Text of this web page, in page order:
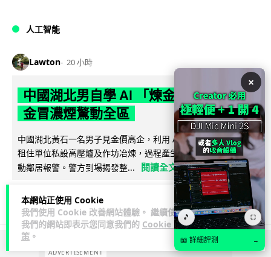
本網站正使用 Cookie
我們使用 Cookie 改善網站體驗。 繼續使用
我們的網站即表示您同意我們的 Cookie 政
策 。
人工智能
Lawton 20 小時
中國湖北男自學 AI 「煉金術」 屋內煉
金冒濃煙驚動全區
中國湖北黃石一名男子見金價高企，利用 AI 自學提煉黃金，在
租住單位私設高壓爐及作坊冶煉，過程產生大量刺鼻濃煙，驚
動鄰居報警。警方到場揭發整...
閱讀全文
102 7 分享
ADVERTISEMENT
×
🎵 ⛶
📖 詳細評測 →